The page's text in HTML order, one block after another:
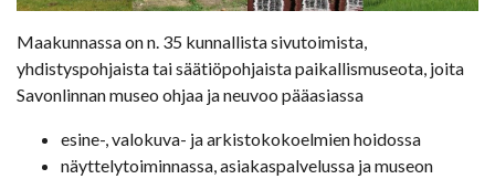
Maakunnassa on n. 35 kunnallista sivutoimista,
yhdistyspohjaista tai säätiöpohjaista paikallismuseota, joita
Savonlinnan museo ohjaa ja neuvoo pääasiassa
esine-, valokuva- ja arkistokokoelmien hoidossa
näyttelytoiminnassa, asiakaspalvelussa ja museon